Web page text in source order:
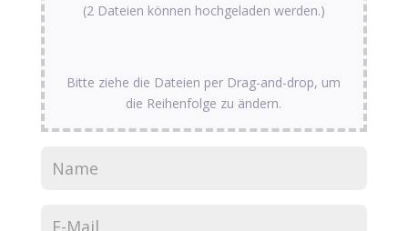
(2 Dateien können hochgeladen werden.)
Bitte ziehe die Dateien per Drag-and-drop, um
die Reihenfolge zu ändern.